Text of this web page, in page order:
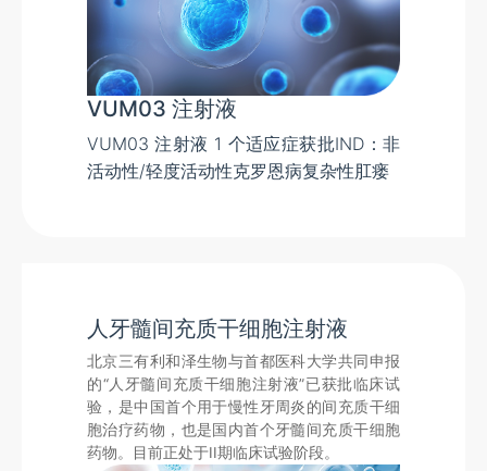
VUM03 注射液
VUM03 注射液 1 个适应症获批IND：非
活动性/轻度活动性克罗恩病复杂性肛瘘
人牙髓间充质干细胞注射液
北京三有利和泽生物与首都医科大学共同申报
的“人牙髓间充质干细胞注射液”已获批临床试
验，是中国首个用于慢性牙周炎的间充质干细
胞治疗药物，也是国内首个牙髓间充质干细胞
药物。目前正处于II期临床试验阶段。